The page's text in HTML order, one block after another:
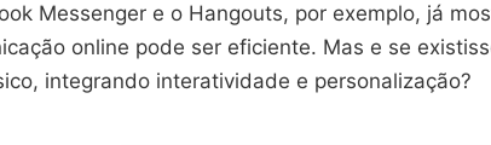
Messenger e o Hangouts, por exemplo, já
online pode ser eficiente. Mas e se
integrando interatividade e personalização?